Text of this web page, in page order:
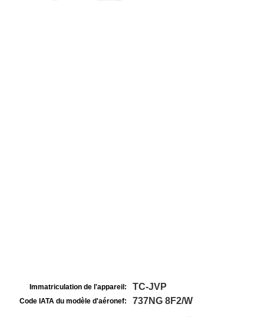
Immatriculation de l'appareil: TC-JVP
Code IATA du modèle d'aéronef: 737NG 8F2/W